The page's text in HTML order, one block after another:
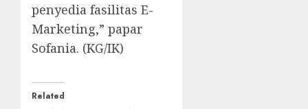
penyedia fasilitas E-
Marketing,” papar
Sofania. (KG/IK)
Related